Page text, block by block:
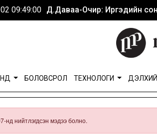
09:49:00 Д.Даваа-Очир: Иргэдийн
БОЛОВСРОЛ ТЕХНОЛОГИ
нд нийтлэгдсэн мэдээ болно.